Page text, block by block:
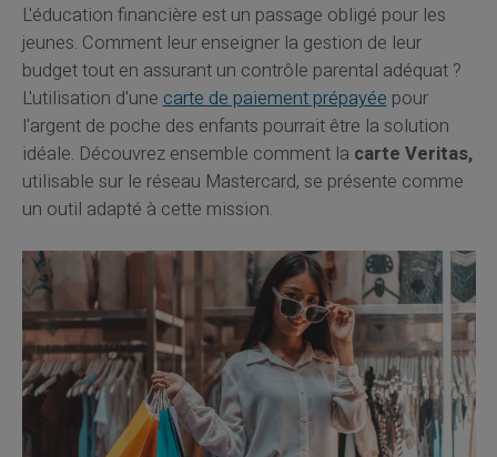
L'éducation financière est un passage obligé pour les
jeunes. Comment leur enseigner la gestion de leur
budget tout en assurant un contrôle parental adéquat ?
L'utilisation d'unecarte de paiement prépayéepour
l'argent de poche des enfants pourrait être la solution
idéale. Découvrez ensemble comment la carte Veritas,
utilisable sur le réseau Mastercard, se présente comme
un outil adapté à cette mission.